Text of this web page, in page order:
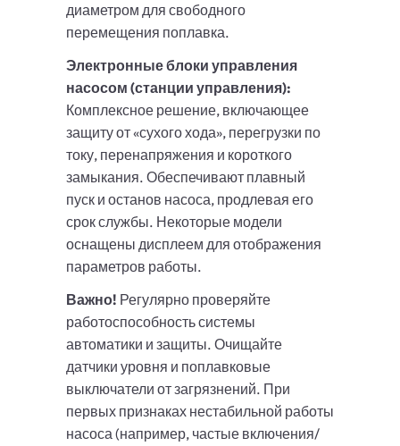
диаметром для свободного
перемещения поплавка.
Электронные блоки управления
насосом (станции управления):
Комплексное решение, включающее
защиту от «сухого хода», перегрузки по
току, перенапряжения и короткого
замыкания. Обеспечивают плавный
пуск и останов насоса, продлевая его
срок службы. Некоторые модели
оснащены дисплеем для отображения
параметров работы.
Важно! Регулярно проверяйте
работоспособность системы
автоматики и защиты. Очищайте
датчики уровня и поплавковые
выключатели от загрязнений. При
первых признаках нестабильной работы
насоса (например, частые включения/